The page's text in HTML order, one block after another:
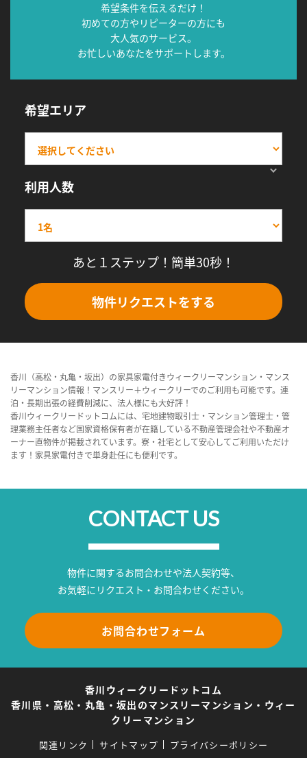
希望条件を伝えるだけ！
初めての方やリピーターの方にも
大人気のサービス。
お忙しいあなたをサポートします。
希望エリア
利用人数
あと１ステップ！簡単30秒！
物件リクエストをする
香川（高松・丸亀・坂出）の家具家電付きウィークリーマンション・マンス
リーマンション情報！マンスリー＋ウィークリーでのご利用も可能です。連
泊・長期出張の経費削減に、法人様にも大好評！
香川ウィークリードットコムには、宅地建物取引士・マンション管理士・管
理業務主任者など国家資格保有者が在籍している不動産管理会社や不動産オ
ーナー直物件が掲載されています。寮・社宅として安心してご利用いただけ
ます！家具家電付きで単身赴任にも便利です。
CONTACT US
物件に関するお問合わせや法人契約等、
お気軽にリクエスト・お問合わせください。
お問合わせフォーム
香川ウィークリードットコム
香川県・高松・丸亀・坂出のマンスリーマンション・ウィー
クリーマンション
関連リンク サイトマップ
プライバシーポリシー